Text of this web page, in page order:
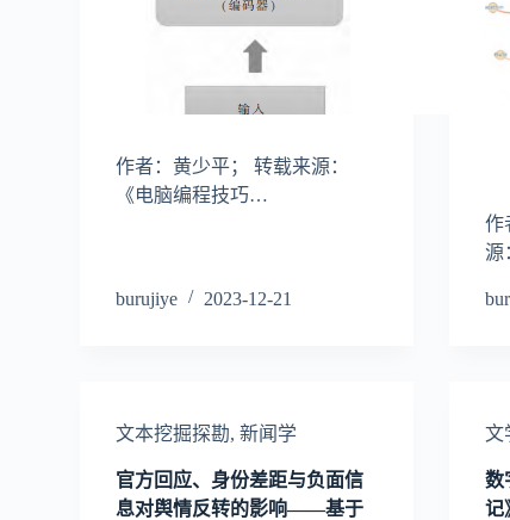
作者：黄少平； 转载来源：
《电脑编程技巧…
burujiye 2023-12-21
作
源
文本挖掘探勘,新闻学
官方回应、身份差距与负面信
息对舆情反转的影响——基于
文
数
记